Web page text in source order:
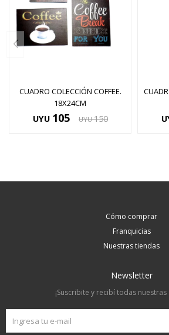
CUADRO COLECCIÓN COFFEE.
18X24CM
UYU 105 UYU 150
Cómo comprar
Franquicias
Nuestras tiendas
Newsletter
¡Suscribite y recibí todas